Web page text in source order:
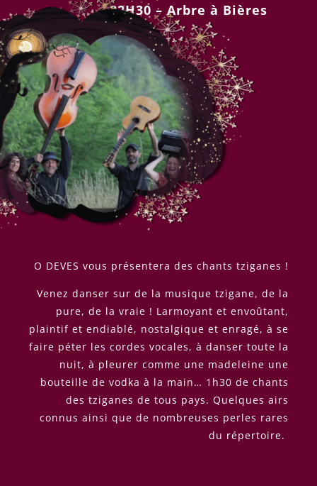
22H30 – Arbre à Bières
O DEVES vous présentera des chants tziganes !
Venez danser sur de la musique tzigane, de la
pure, de la vraie ! Larmoyant et envoûtant,
plaintif et endiablé, nostalgique et enragé, à se
faire péter les cordes vocales, à danser toute la
nuit, à pleurer comme une madeleine une
bouteille de vodka à la main… 1h30 de chants
des tziganes de tous pays. Quelques airs
connus ainsi que de nombreuses perles rares
du répertoire.